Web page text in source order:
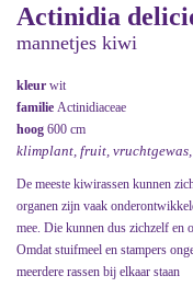
Actinidia
mannetjes kiwi
kleur wit
familie Actinidiaceae
hoog 600 cm
klimplant, fruit,
De meeste kiwirassen kunnen
organen zijn vaak
mee. Die kunnen dus zichzelf en
Omdat stuifmeel en stampers
meerdere rassen bij elkaar staan